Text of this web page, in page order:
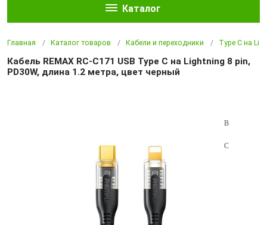
Каталог
Главная Каталог товаров Кабели и переходники Type C на
Кабель REMAX RC-C171 USB Type C на Lightning 8 pin,
PD30W, длина 1.2 метра, цвет черный